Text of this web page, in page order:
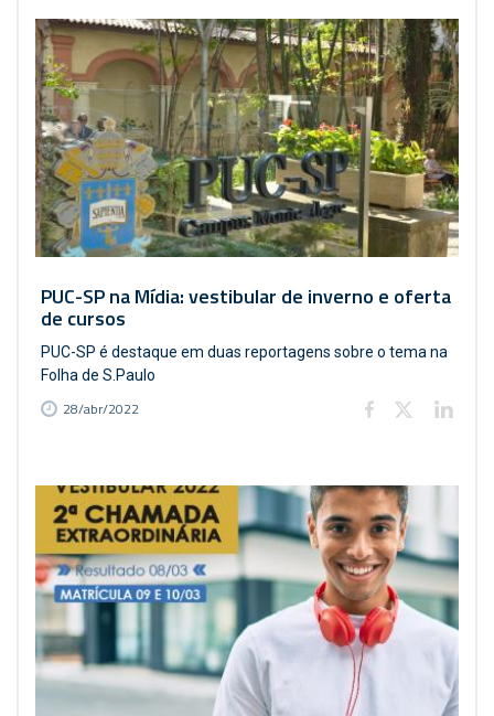
PUC-SP na Mídia: vestibular de inverno e oferta
de cursos
PUC-SP é destaque em duas reportagens sobre o tema na
Folha de S.Paulo
28/abr/2022